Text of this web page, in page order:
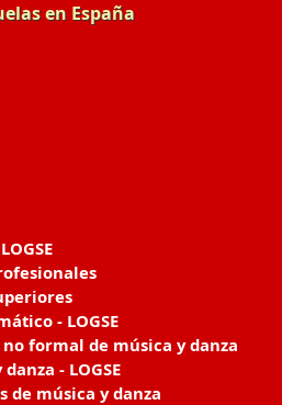
en España
- LOGSE
formal de música y danza
- LOGSE
de música y danza